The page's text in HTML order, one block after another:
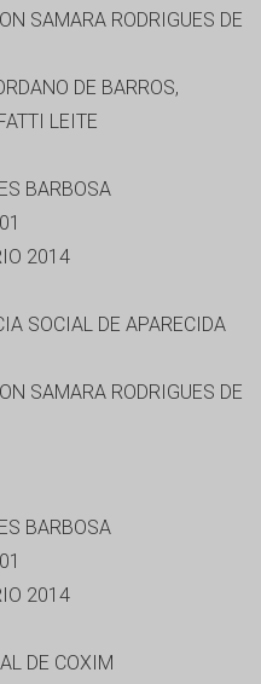
SAMARA RODRIGUES DE
DE BARROS,
LEITE
BARBOSA
2014
SOCIAL DE APARECIDA
SAMARA RODRIGUES DE
BARBOSA
2014
DE COXIM